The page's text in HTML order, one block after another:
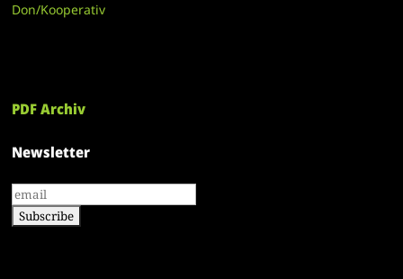
Don/Kooperativ
PDF Archiv
Newsletter